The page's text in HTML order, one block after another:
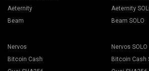
Aeternity
Beam
Aeternity
Beam SOLO
Nervos
Bitcoin Cash
Nervos SOLO
Bitcoin Cash